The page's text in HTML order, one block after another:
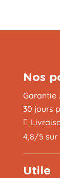
Nos
Garantie
30 jours
4,8/5 sur
Utile